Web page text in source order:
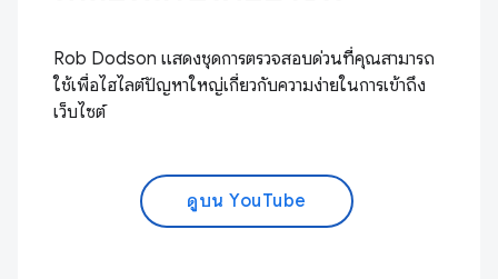
Rob Dodson แสดงชุดการตรวจสอบด่วนที่คุณสามารถ
ใช้เพื่อไฮไลต์ปัญหาใหญ่เกี่ยวกับความง่ายในการเข้าถึง
เว็บไซต์
ดูบน YouTube